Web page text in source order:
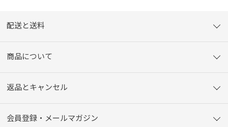
配送と送料
商品について
返品とキャンセル
会員登録・メールマガジン